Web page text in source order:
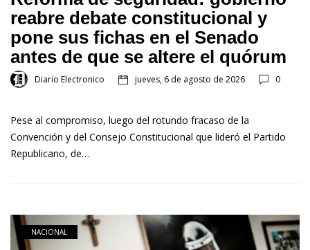
reabre debate constitucional y
pone sus fichas en el Senado
antes de que se altere el quórum
Diario Electronico jueves, 6 de agosto de 2026 0
Pese al compromiso, luego del rotundo fracaso de la
Convención y del Consejo Constitucional que lideró el Partido
Republicano, de…
NACIONAL